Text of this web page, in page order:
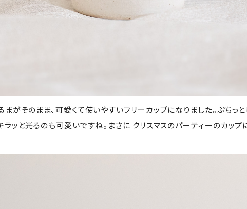
まがそのまま、可愛くて使いやすいフリーカップになりました。ぷちっ
ラッと光るのも可愛いですね。まさに クリスマスのパーティーのカップ